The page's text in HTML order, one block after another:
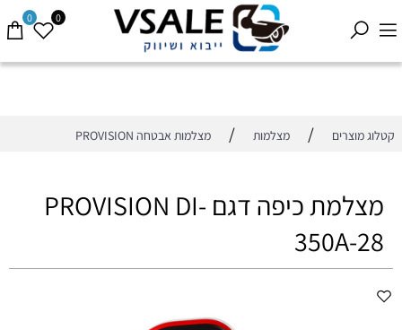
0 0
קטלוג מוצרים / מצלמות / מצלמות אבטחה PROVISION
מצלמת כיפה דגם PROVISION DI-
350A-28